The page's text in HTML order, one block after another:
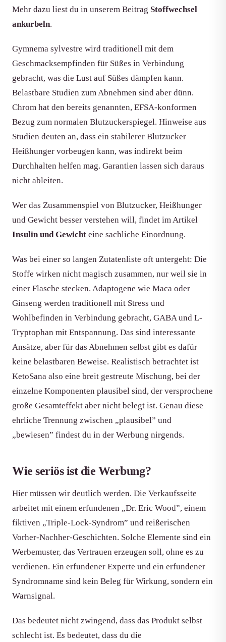
Mehr dazu liest du in unserem Beitrag Stoffwechsel
ankurbeln.
Gymnema sylvestre wird traditionell mit dem
Geschmacksempfinden für Süßes in Verbindung
gebracht, was die Lust auf Süßes dämpfen kann.
Belastbare Studien zum Abnehmen sind aber dünn.
Chrom hat den bereits genannten, EFSA-konformen
Bezug zum normalen Blutzuckerspiegel. Hinweise aus
Studien deuten an, dass ein stabilerer Blutzucker
Heißhunger vorbeugen kann, was indirekt beim
Durchhalten helfen mag. Garantien lassen sich daraus
nicht ableiten.
Wer das Zusammenspiel von Blutzucker, Heißhunger
und Gewicht besser verstehen will, findet im Artikel
Insulin und Gewicht eine sachliche Einordnung.
Was bei einer so langen Zutatenliste oft untergeht: Die
Stoffe wirken nicht magisch zusammen, nur weil sie in
einer Flasche stecken. Adaptogene wie Maca oder
Ginseng werden traditionell mit Stress und
Wohlbefinden in Verbindung gebracht, GABA und L-
Tryptophan mit Entspannung. Das sind interessante
Ansätze, aber für das Abnehmen selbst gibt es dafür
keine belastbaren Beweise. Realistisch betrachtet ist
KetoSana also eine breit gestreute Mischung, bei der
einzelne Komponenten plausibel sind, der versprochene
große Gesamteffekt aber nicht belegt ist. Genau diese
ehrliche Trennung zwischen „plausibel” und
„bewiesen” findest du in der Werbung nirgends.
Wie seriös ist die Werbung?
Hier müssen wir deutlich werden. Die Verkaufsseite
arbeitet mit einem erfundenen „Dr. Eric Wood”, einem
fiktiven „Triple-Lock-Syndrom” und reißerischen
Vorher-Nachher-Geschichten. Solche Elemente sind ein
Werbemuster, das Vertrauen erzeugen soll, ohne es zu
verdienen. Ein erfundener Experte und ein erfundener
Syndromname sind kein Beleg für Wirkung, sondern ein
Warnsignal.
Das bedeutet nicht zwingend, dass das Produkt selbst
schlecht ist. Es bedeutet, dass du die